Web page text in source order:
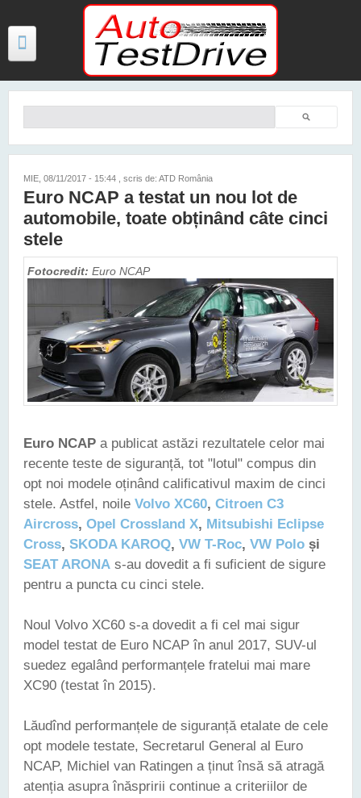
Mergi la conţinutul principal
TESTE
FOTO
VIDEO
PREȚURI MODELE NOI
MAȘINI ELECTRICE ȘI HIBRID
CONTACT
Căutare
MIE, 08/11/2017 - 15:44 , scris de: ATD România
Euro NCAP a testat un nou lot de
automobile, toate obținând câte cinci
stele
Fotocredit: Euro NCAP
Euro NCAP a publicat astăzi rezultatele celor mai
recente teste de siguranță, tot "lotul" compus din
opt noi modele oținând calificativul maxim de cinci
stele. Astfel, noile Volvo XC60, Citroen C3
Aircross, Opel Crossland X, Mitsubishi Eclipse
Cross, SKODA KAROQ, VW T-Roc, VW Polo și
SEAT ARONA s-au dovedit a fi suficient de sigure
pentru a puncta cu cinci stele.
Noul Volvo XC60 s-a dovedit a fi cel mai sigur
model testat de Euro NCAP în anul 2017, SUV-ul
suedez egalând performanțele fratelui mai mare
XC90 (testat în 2015).
Lăudînd performanțele de siguranță etalate de cele
opt modele testate, Secretarul General al Euro
NCAP, Michiel van Ratingen a ținut însă să atragă
atenția asupra înăspririi continue a criteriilor de